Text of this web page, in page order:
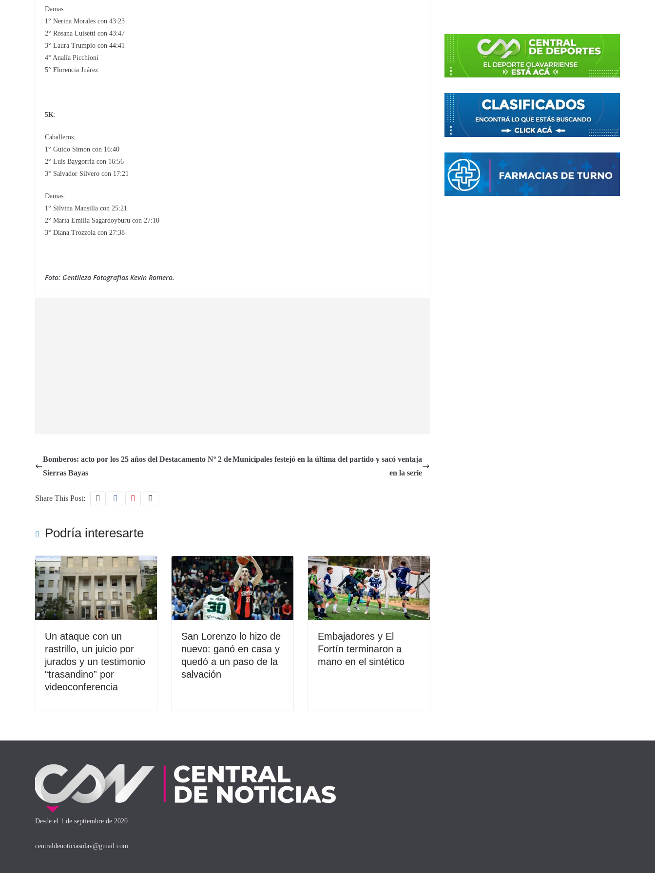
Damas:
1° Nerina Morales con 43:23
2° Rosana Luisetti con 43:47
3° Laura Trumpio con 44:41
4° Analía Picchioni
5° Florencia Juárez
5K:
Caballeros:
1° Guido Simón con 16:40
2° Luis Baygorria con 16:56
3° Salvador Silvero con 17:21
Damas:
1° Silvina Mansilla con 25:21
2° María Emilia Sagardoyburu con 27:10
3° Diana Trozzola con 27:38
Foto: Gentileza Fotografías Kevin Romero.
Bomberos: acto por los 25 años del Destacamento Nº 2 de
Sierras Bayas
Municipales festejó en la última del partido y sacó ventaja
en la serie
Share This Post:
Podría interesarte
Un ataque con un
rastrillo, un juicio por
jurados y un testimonio
“trasandino” por
videoconferencia
San Lorenzo lo hizo de
nuevo: ganó en casa y
quedó a un paso de la
salvación
Embajadores y El
Fortín terminaron a
mano en el sintético
Desde el 1 de septiembre de 2020.
centraldenoticiasolav@gmail.com